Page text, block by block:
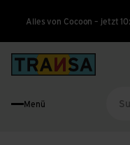
Alles von Cocoon – jetzt
Menü